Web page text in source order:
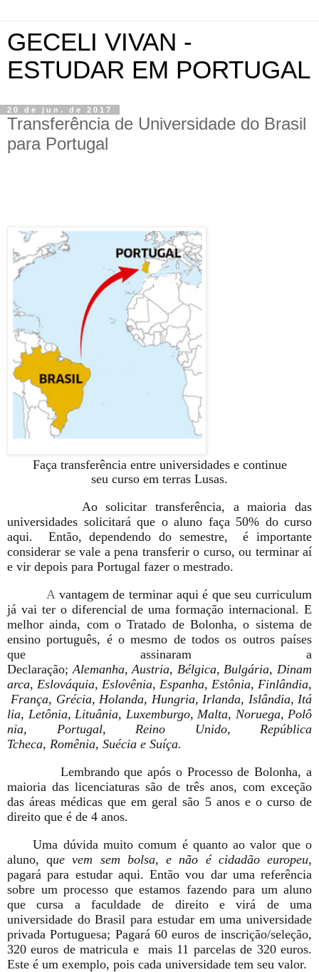
GECELI VIVAN -
ESTUDAR EM PORTUGAL
20 de jun. de 2017
Transferência de Universidade do Brasil
para Portugal
Faça transferência entre universidades e continue
seu curso em terras Lusas.
Ao solicitar transferência, a maioria das
universidades solicitará que o aluno faça 50% do curso
aqui. Então, dependendo do semestre, é importante
considerar se vale a pena transferir o curso, ou terminar aí
e vir depois para Portugal fazer o mestrado.
A vantagem de terminar aqui é que seu curriculum
já vai ter o diferencial de uma formação internacional. E
melhor ainda, com o Tratado de Bolonha, o sistema de
ensino português, é o mesmo de todos os outros países
que assinaram a
Declaração; Alemanha,Austria, Bélgica, Bulgária, Dinam
arca, Eslováquia, Eslovênia, Espanha, Estônia, Finlândia,
França, Grécia, Holanda, Hungria, Irlanda, Islândia, Itá
lia, Letônia, Lituânia, Luxemburgo, Malta, Noruega, Polô
nia, Portugal, Reino Unido, República
Tcheca, Romênia, Suécia e Suíça.
Lembrando que após o Processo de Bolonha, a
maioria das licenciaturas são de três anos, com exceção
das áreas médicas que em geral são 5 anos e o curso de
direito que é de 4 anos.
Uma dúvida muito comum é quanto ao valor que o
aluno, que vem sem bolsa, e não é cidadão europeu,
pagará para estudar aqui. Então vou dar uma referência
sobre um processo que estamos fazendo para um aluno
que cursa a faculdade de direito e virá de uma
universidade do Brasil para estudar em uma universidade
privada Portuguesa; Pagará 60 euros de inscrição/seleção,
320 euros de matricula e mais 11 parcelas de 320 euros.
Este é um exemplo, pois cada universidade tem seu valor.